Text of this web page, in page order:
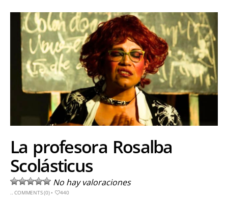
La profesora Rosalba
Scolásticus
No hay valoraciones
..COMMENTS (0)• 440